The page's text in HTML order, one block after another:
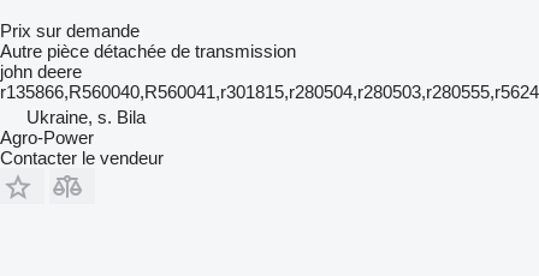
Prix sur demande
Autre pièce détachée de transmission
john deere
Ukraine, s. Bila
Agro-Power
Contacter le vendeur